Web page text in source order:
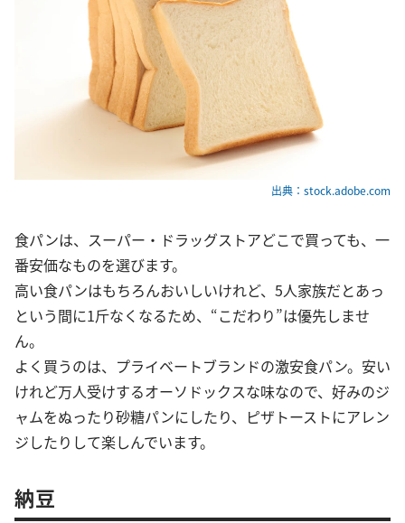
出典：stock.adobe.com
食パンは、スーパー・ドラッグストアどこで買っても、一
番安価なものを選びます。
高い食パンはもちろんおいしいけれど、5人家族だとあっ
という間に1斤なくなるため、“こだわり”は優先しませ
ん。
よく買うのは、プライベートブランドの激安食パン。安い
けれど万人受けするオーソドックスな味なので、好みのジ
ャムをぬったり砂糖パンにしたり、ピザトーストにアレン
ジしたりして楽しんでいます。
納豆